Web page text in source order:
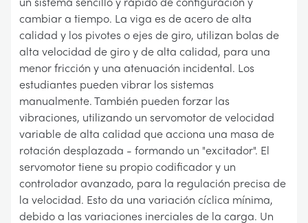
cambiar a tiempo. La viga es de acero de alta
calidad y los pivotes o ejes de giro, utilizan bolas de
alta velocidad de giro y de alta calidad, para una
menor fricción y una atenuación incidental. Los
estudiantes pueden vibrar los sistemas
manualmente. También pueden forzar las
vibraciones, utilizando un servomotor de velocidad
variable de alta calidad que acciona una masa de
rotación desplazada - formando un "excitador". El
servomotor tiene su propio codificador y un
controlador avanzado, para la regulación precisa de
la velocidad. Esto da una variación cíclica mínima,
debido a las variaciones inerciales de la carga. Un